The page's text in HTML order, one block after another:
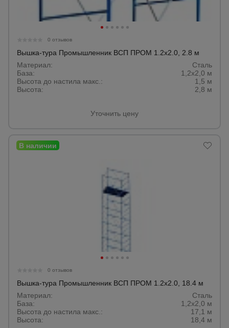
0 отзывов
Вышка-тура Промышленник ВСП ПРОМ 1.2х2.0, 2.8 м
Материал:
Сталь
База:
1,2х2,0 м
Высота до настила макс.:
1,5 м
Высота:
2,8 м
Уточнить цену
0 отзывов
Вышка-тура Промышленник ВСП ПРОМ 1.2х2.0, 18.4 м
Материал:
Сталь
База:
1,2х2,0 м
Высота до настила макс.:
17,1 м
Высота:
18,4 м